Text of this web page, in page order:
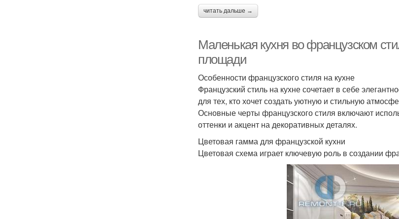
читать дальше →
Маленькая кухня во французском
площади
Особенности французского стиля на кухне
Французский стиль на кухне сочетает в себе
для тех, кто хочет создать уютную и стильную
Основные черты французского стиля включают
оттенки и акцент на декоративных деталях.
Цветовая гамма для французской кухни
Цветовая схема играет ключевую роль в создании